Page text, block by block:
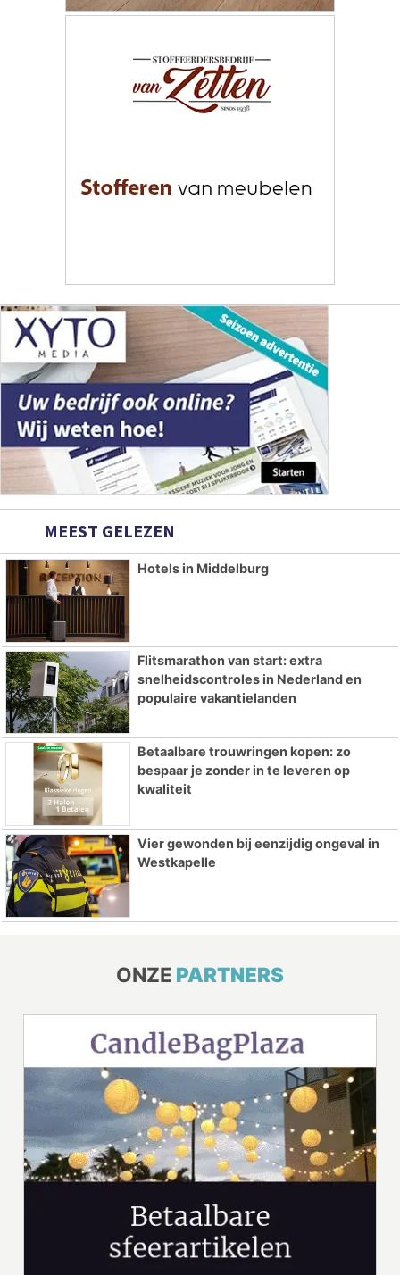
MEEST GELEZEN
Hotels in Middelburg
Flitsmarathon van start: extra
snelheidscontroles in Nederland en
populaire vakantielanden
Betaalbare trouwringen kopen: zo
bespaar je zonder in te leveren op
kwaliteit
Vier gewonden bij eenzijdig ongeval in
Westkapelle
ONZE PARTNERS